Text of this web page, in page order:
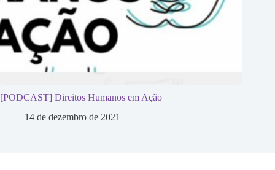
[PODCAST] Direitos Humanos em Ação
14 de dezembro de 2021